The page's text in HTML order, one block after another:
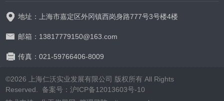
地址：上海市嘉定区外冈镇西岗身路777号3号楼4楼
邮箱：13817779150@163.com
传真：021-59766406-8009
©2026 上海仁沃实业发展有限公司 版权所有 All Rights
Reserved. 备案号：沪ICP备12013603号-10